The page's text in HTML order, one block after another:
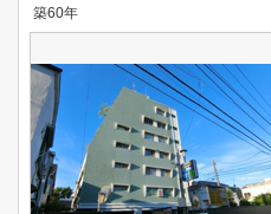
築60年